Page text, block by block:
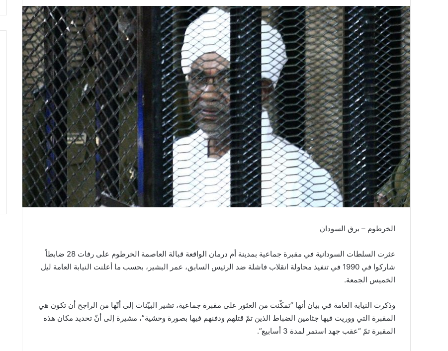
الخرطوم – برق السودان
عثرت السلطات السودانية في مقبرة جماعية بمدينة أم درمان الواقعة قبالة العاصمة الخرطوم على رفات 28 ضابطاً
شاركوا في 1990 في تنفيذ محاولة انقلاب فاشلة ضد الرئيس السابق، عمر البشير، بحسب ما أعلنت النيابة العامة ليل
الخميس الجمعة.
وذكرت النيابة العامة في بيان أنها “تمكّنت من العثور على مقبرة جماعية، تشير البيّنات إلى أنّها من الراجح أن تكون هي
المقبرة التي ووريت فيها جثامين الضباط الذين تمّ قتلهم ودفنهم فيها بصورة وحشية”، مشيرة إلى أنّ تحديد مكان هذه
المقبرة تمّ “عقب جهد استمر لمدة 3 أسابيع”.